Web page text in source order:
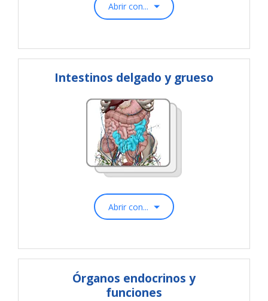
Abrir con...
Intestinos delgado y grueso
Abrir con...
Órganos endocrinos y
funciones